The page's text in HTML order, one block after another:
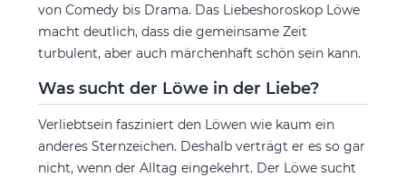
von Comedy bis Drama. Das Liebeshoroskop Löwe
macht deutlich, dass die gemeinsame Zeit
turbulent, aber auch märchenhaft schön sein kann.
Was sucht der Löwe in der Liebe?
Verliebtsein fasziniert den Löwen wie kaum ein
anderes Sternzeichen. Deshalb verträgt er es so gar
nicht, wenn der Alltag eingekehrt. Der Löwe sucht